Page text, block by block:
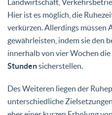
Landwirtschaft,
Hier ist es möglich, die
verkürzen. Allerdings müssen
gewährleisten, indem sie den
innerhalb von vier Wochen die
Stundensicherstellen.
Des Weiteren liegen der
unterschiedliche